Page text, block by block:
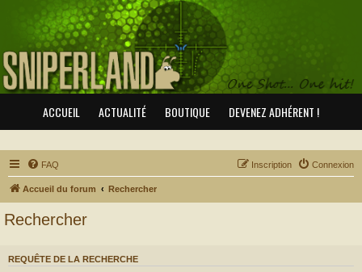
ACCUEIL ACTUALITÉ BOUTIQUE DEVENEZ ADHÉRENT !
FAQ Connexion
Inscription
Accueil du forum Rechercher
Rechercher
REQUÊTE DE LA RECHERCHE